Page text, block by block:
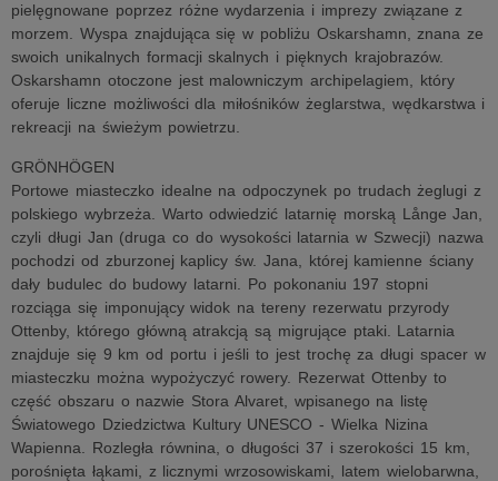
pielęgnowane poprzez różne wydarzenia i imprezy związane z
morzem. Wyspa znajdująca się w pobliżu Oskarshamn, znana ze
swoich unikalnych formacji skalnych i pięknych krajobrazów.
Oskarshamn otoczone jest malowniczym archipelagiem, który
oferuje liczne możliwości dla miłośników żeglarstwa, wędkarstwa i
rekreacji na świeżym powietrzu.
GRÖNHÖGEN
Portowe miasteczko idealne na odpoczynek po trudach żeglugi z
polskiego wybrzeża. Warto odwiedzić latarnię morską Långe Jan,
czyli długi Jan (druga co do wysokości latarnia w Szwecji) nazwa
pochodzi od zburzonej kaplicy św. Jana, której kamienne ściany
dały budulec do budowy latarni. Po pokonaniu 197 stopni
rozciąga się imponujący widok na tereny rezerwatu przyrody
Ottenby, którego główną atrakcją są migrujące ptaki. Latarnia
znajduje się 9 km od portu i jeśli to jest trochę za długi spacer w
miasteczku można wypożyczyć rowery. Rezerwat Ottenby to
część obszaru o nazwie Stora Alvaret, wpisanego na listę
Światowego Dziedzictwa Kultury UNESCO - Wielka Nizina
Wapienna. Rozległa równina, o długości 37 i szerokości 15 km,
porośnięta łąkami, z licznymi wrzosowiskami, latem wielobarwna,